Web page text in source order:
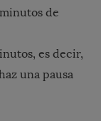
de
es decir,
una pausa